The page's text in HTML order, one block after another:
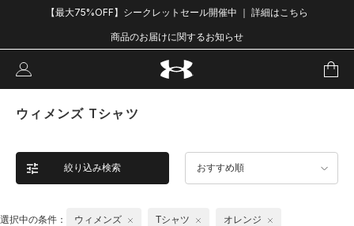
【最大75%OFF】シークレットセール開催中 ｜ 詳細はこちら
商品のお届けに関するお知らせ
ウィメンズ Tシャツ
絞り込み検索 おすすめ順
選択中の条件： ウィメンズ Tシャツ オレンジ